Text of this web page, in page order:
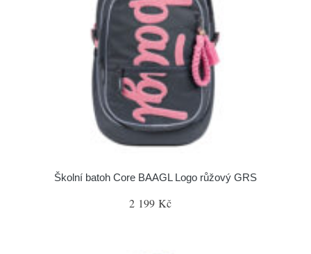
Školní batoh Core BAAGL Logo růžový GRS
2 199 Kč